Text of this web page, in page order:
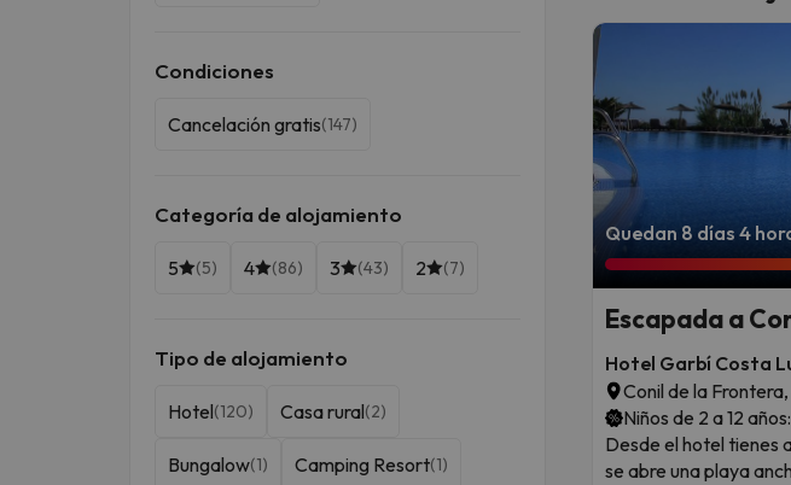
Quedan 8 días 4
Escapada a
Hotel Garbí Costa
Conil de la
Niños de 2 a 12
Desde el hotel tienes
se abre una playa
Condiciones
Cancelación gratis(147)
Categoría de alojamiento
5 (5) 4 (86) 3 (43) 2 (7)
Tipo de alojamiento
Hotel(120) Casa rural(2)
Bungalow(1) Camping Resort(1)